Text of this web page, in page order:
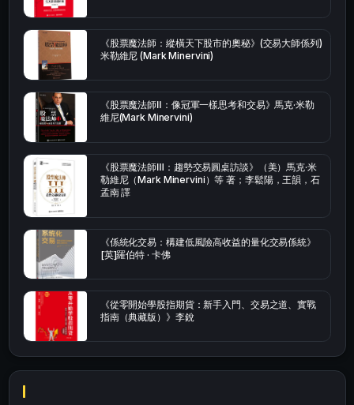
《股票魔法師：縱橫天下股市的奧秘》(交易大師係列)
米勒維尼 (Mark Minervini)
《股票魔法師Ⅱ：像冠軍一樣思考和交易》馬克·米勒
維尼(Mark Minervini)
《股票魔法師Ⅲ：趨勢交易圓桌訪談》（美）馬克·米
勒維尼（Mark Minervini）等 著；李鬆陽，王韻，石
孟南 譯
《係統化交易：構建低風險高收益的量化交易係統》
[英]羅伯特 · 卡佛
《從零開始學股指期貨：新手入門、交易之道、實戰
指南（典藏版）》李銳